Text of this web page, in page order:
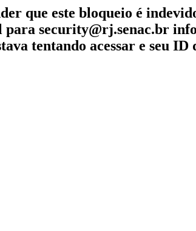
que este bloqueio é
security@rj.senac.br
tentando acessar e seu ID